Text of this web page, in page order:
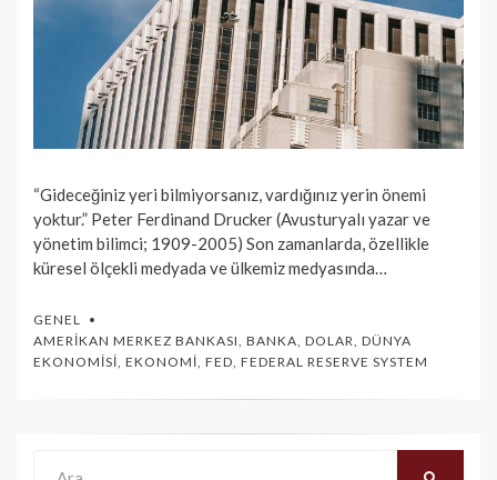
“Gideceğiniz yeri bilmiyorsanız, vardığınız yerin önemi
yoktur.” Peter Ferdinand Drucker (Avusturyalı yazar ve
yönetim bilimci; 1909-2005) Son zamanlarda, özellikle
küresel ölçekli medyada ve ülkemiz medyasında…
GENEL
AMERIKAN MERKEZ BANKASI, BANKA, DOLAR, DÜNYA
EKONOMISI, EKONOMI, FED, FEDERAL RESERVE SYSTEM